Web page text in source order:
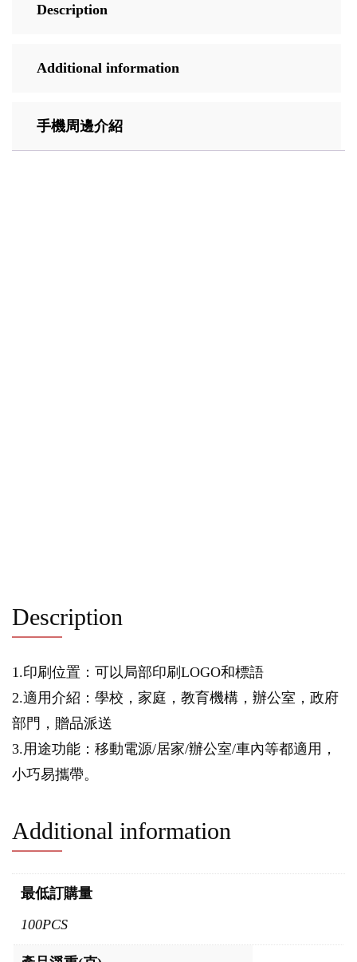
Description
Additional information
手機周邊介紹
Description
1.印刷位置：可以局部印刷LOGO和標語
2.適用介紹：學校，家庭，教育機構，辦公室，政府
部門，贈品派送
3.用途功能：移動電源/居家/辦公室/車內等都適用，
小巧易攜帶。
Additional information
最低訂購量
100PCS